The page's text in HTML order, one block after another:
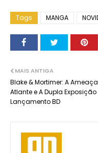
Tags MANGA
MAIS ANTIGA
Blake & Mortimer: A Ameaça
Atlante e A Dupla
Lançamento BD